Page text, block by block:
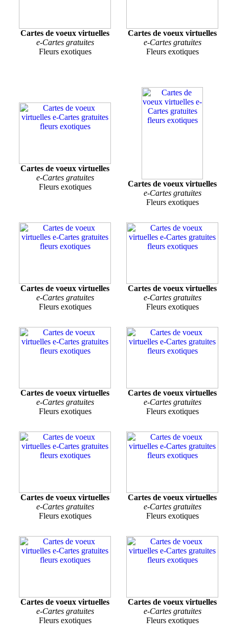
Cartes de voeux virtuelles
e-Cartes gratuites
Fleurs exotiques
Cartes de voeux virtuelles
e-Cartes gratuites
Fleurs exotiques
Cartes de voeux virtuelles
e-Cartes gratuites
Fleurs exotiques
Cartes de voeux virtuelles
e-Cartes gratuites
Fleurs exotiques
Cartes de voeux virtuelles
e-Cartes gratuites
Fleurs exotiques
Cartes de voeux virtuelles
e-Cartes gratuites
Fleurs exotiques
Cartes de voeux virtuelles
e-Cartes gratuites
Fleurs exotiques
Cartes de voeux virtuelles
e-Cartes gratuites
Fleurs exotiques
Cartes de voeux virtuelles
e-Cartes gratuites
Fleurs exotiques
Cartes de voeux virtuelles
e-Cartes gratuites
Fleurs exotiques
Cartes de voeux virtuelles
e-Cartes gratuites
Fleurs exotiques
Cartes de voeux virtuelles
e-Cartes gratuites
Fleurs exotiques